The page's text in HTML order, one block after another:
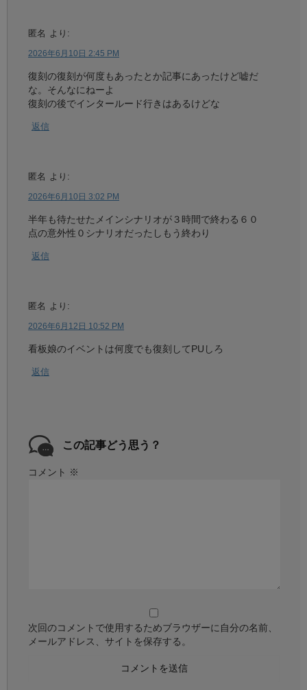
匿名 より:
2026年6月10日 2:45 PM
復刻の復刻が何度もあったとか記事にあったけど嘘だ
な。そんなにねーよ
復刻の後でインタールード行きはあるけどな
返信
匿名 より:
2026年6月10日 3:02 PM
半年も待たせたメインシナリオが３時間で終わる６０
点の意外性０シナリオだったしもう終わり
返信
匿名 より:
2026年6月12日 10:52 PM
看板娘のイベントは何度でも復刻してPUしろ
返信
この記事どう思う？
コメント ※
次回のコメントで使用するためブラウザーに自分の名前、
メールアドレス、サイトを保存する。